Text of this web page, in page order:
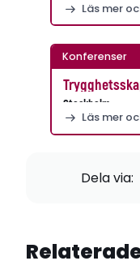
Läs mer
Konferenser
Stockholm
Läs mer
Dela via: